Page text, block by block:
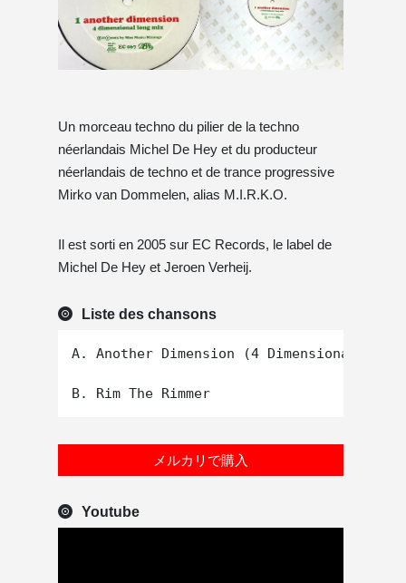
Un morceau techno du pilier de la techno
néerlandais Michel De Hey et du producteur
néerlandais de techno et de trance progressive
Mirko van Dommelen, alias M.I.R.K.O.
Il est sorti en 2005 sur EC Records, le label de
Michel De Hey et Jeroen Verheij.
Liste des chansons
A. Another Dimension (4 Dimensional Long
メルカリで購入
Youtube